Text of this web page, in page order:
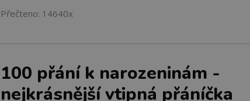
Přečteno: 14640x
100 přání k narozeninám -
nejkrásnější vtipná přáníčka